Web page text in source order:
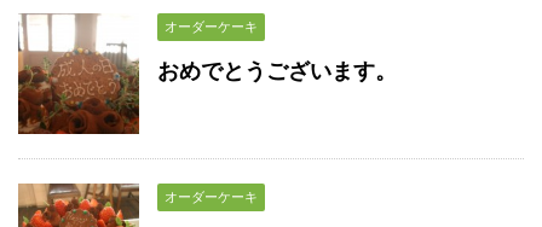
オーダーケーキ
おめでとうございます。
オーダーケーキ